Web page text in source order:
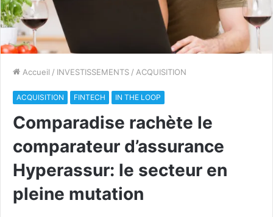
Accueil / INVESTISSEMENTS / ACQUISITION
ACQUISITION FINTECH IN THE LOOP
Comparadise rachète le
comparateur d’assurance
Hyperassur: le secteur en
pleine mutation